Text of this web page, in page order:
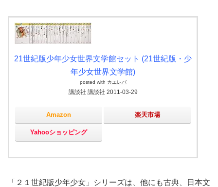
21世紀版少年少女世界文学館セット (21世紀版・少
年少女世界文学館)
posted with カエレバ
講談社 講談社 2011-03-29
Amazon 楽天市場
Yahooショッピング
「２１世紀版少年少女」シリーズは、他にも古典、日本文